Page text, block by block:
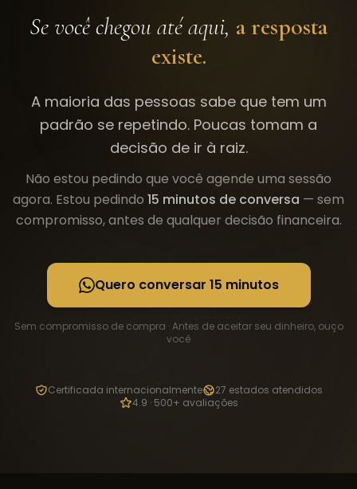
Se você chegou até aqui, a resposta
existe.
A maioria das pessoas sabe que tem um
padrão se repetindo. Poucas tomam a
decisão de ir à raiz.
Não estou pedindo que você agende uma sessão
agora. Estou pedindo 15 minutos de conversa — sem
compromisso, antes de qualquer decisão financeira.
Quero conversar 15 minutos
Sem compromisso de compra · Antes de aceitar seu dinheiro, ouço
você
Certificada internacionalmente
27 estados atendidos
4.9 · 500+ avaliações